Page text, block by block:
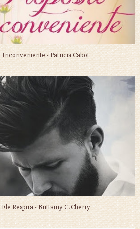
Inconveniente - Patricia Cabot
Ele Respira - Brittainy C. Cherry